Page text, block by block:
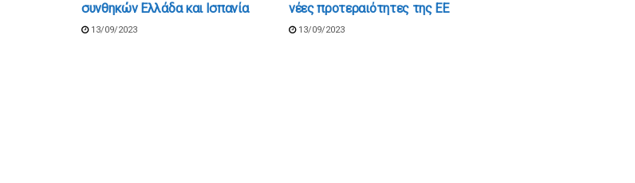
συνθηκών Ελλάδα και Ισπανία
13/09/2023
νέες προτεραιότητες της ΕΕ
13/09/2023